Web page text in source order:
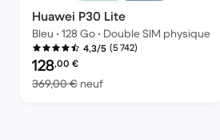
Huawei P30 Lite
Bleu • 128 Go • Double SIM physique
4,3/5 (5 742)
Prix reconditionné :
128,00 €
369,00 € neufcontre 369,00 € neuf